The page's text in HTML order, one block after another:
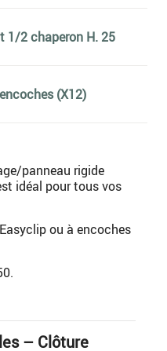
1/2 chaperon H. 25
(X12)
panneau rigide
idéal pour tous vos
ou à encoches
– Clôture